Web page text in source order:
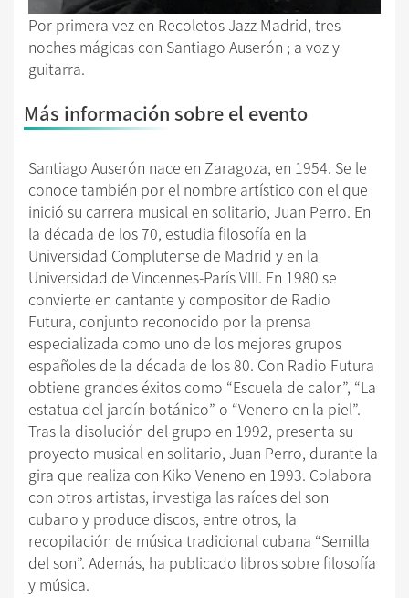
Por primera vez en Recoletos Jazz Madrid, tres
noches mágicas con Santiago Auserón ; a voz y
guitarra.
Más información sobre el evento
Santiago Auserón nace en Zaragoza, en 1954. Se le
conoce también por el nombre artístico con el que
inició su carrera musical en solitario, Juan Perro. En
la década de los 70, estudia filosofía en la
Universidad Complutense de Madrid y en la
Universidad de Vincennes-París VIII. En 1980 se
convierte en cantante y compositor de Radio
Futura, conjunto reconocido por la prensa
especializada como uno de los mejores grupos
españoles de la década de los 80. Con Radio Futura
obtiene grandes éxitos como “Escuela de calor”, “La
estatua del jardín botánico” o “Veneno en la piel”.
Tras la disolución del grupo en 1992, presenta su
proyecto musical en solitario, Juan Perro, durante la
gira que realiza con Kiko Veneno en 1993. Colabora
con otros artistas, investiga las raíces del son
cubano y produce discos, entre otros, la
recopilación de música tradicional cubana “Semilla
del son”. Además, ha publicado libros sobre filosofía
y música.